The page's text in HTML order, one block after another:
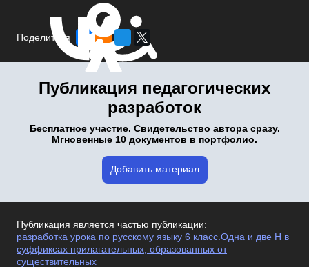
Поделиться
Публикация педагогических
разработок
Бесплатное участие. Свидетельство автора сразу.
Мгновенные 10 документов в портфолио.
Добавить материал
Публикация является частью публикации:
разработка урока по русскому языку 6 класс.Одна и две Н в
суффиксах прилагательных, образованных от
существительных